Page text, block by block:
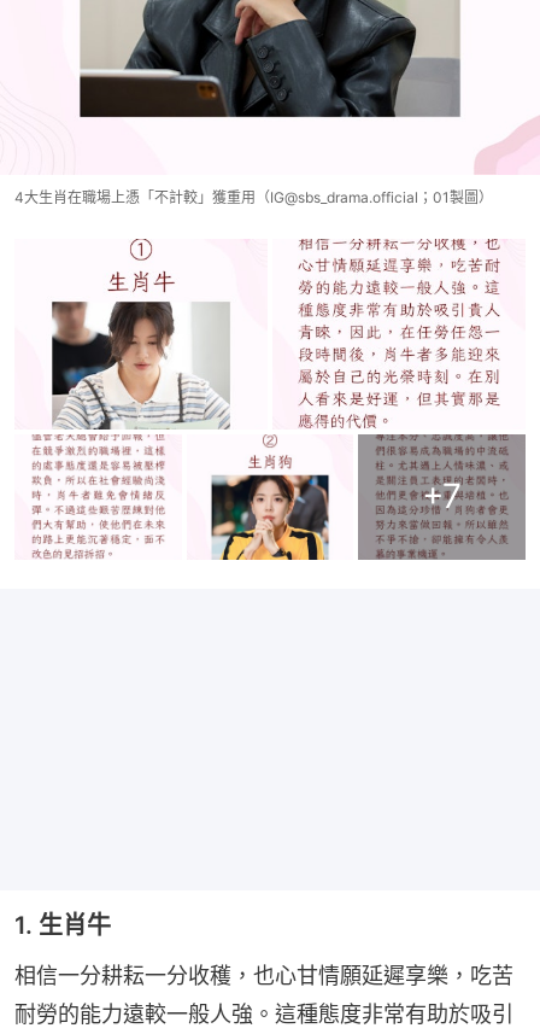
4大生肖在職場上憑「不計較」獲重用（IG@sbs_drama.official；01製圖）
+7
1. 生肖牛
相信一分耕耘一分收穫，也心甘情願延遲享樂，吃苦
耐勞的能力遠較一般人強。這種態度非常有助於吸引